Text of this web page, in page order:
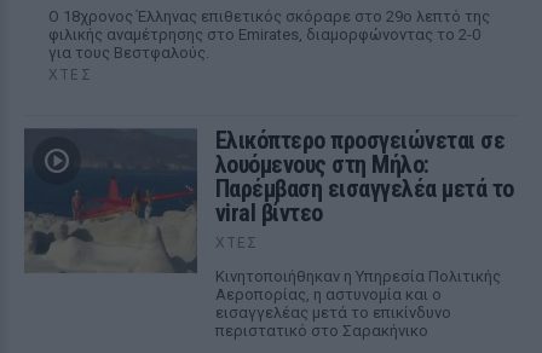
Ο 18χρονος Έλληνας επιθετικός σκόραρε στο 29ο λεπτό της
φιλικής αναμέτρησης στο Emirates, διαμορφώνοντας το 2-0
για τους Βεστφαλούς.
ΧΤΕΣ
Ελικόπτερο προσγειώνεται σε
λουόμενους στη Μήλο:
Παρέμβαση εισαγγελέα μετά το
viral βίντεο
ΧΤΕΣ
Κινητοποιήθηκαν η Υπηρεσία Πολιτικής
Αεροπορίας, η αστυνομία και ο
εισαγγελέας μετά το επικίνδυνο
περιστατικό στο Σαρακήνικο